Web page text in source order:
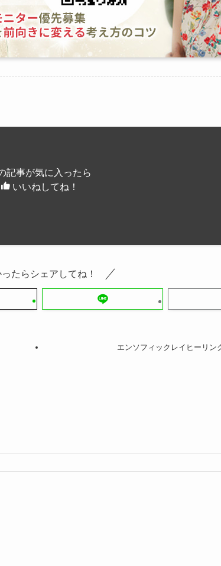
記事が気に入ったら
いいねしてね！
ったらシェアしてね！
エンソフィックレイヒーリン